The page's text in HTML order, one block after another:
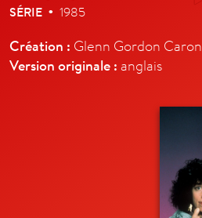
SÉRIE • 1985
Création : Glenn Gordon Caron
Version originale : anglais